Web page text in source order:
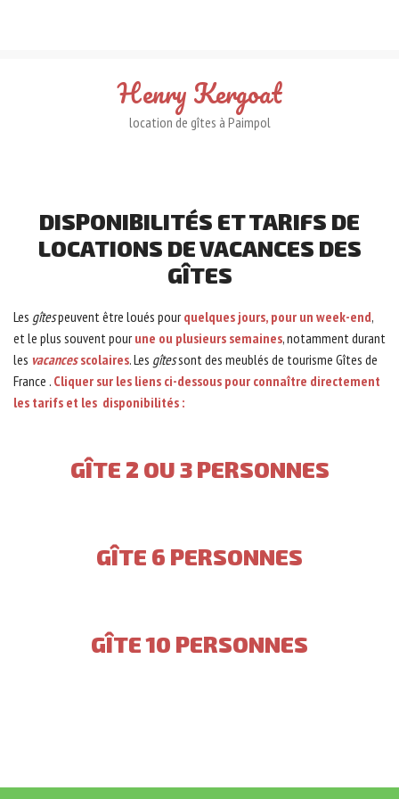
HenryKergoat
location de gîtes à Paimpol
DISPONIBILITÉS ETTARIFS DE
LOCATIONS DEVACANCES DES
GÎTES
Les gîtespeuvent être loués pourquelques jours, pour un week-end,
et le plus souvent pourune ou plusieurs semaines, notamment durant
les vacancesscolaires. Les gîtessont des meublés de tourisme Gîtes de
France . Cliquer sur les liens ci-dessous pour connaître directement
les tarifs et les disponibilités :
GÎTE 2 OU 3 PERSONNES
GÎTE 6 PERSONNES
GÎTE 10 PERSONNES